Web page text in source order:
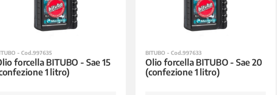
- Cod.997635
forcella BITUBO - Sae 15
1 litro)
BITUBO - Cod.997633
Olio forcella BITUBO - Sae 20
(confezione 1 litro)